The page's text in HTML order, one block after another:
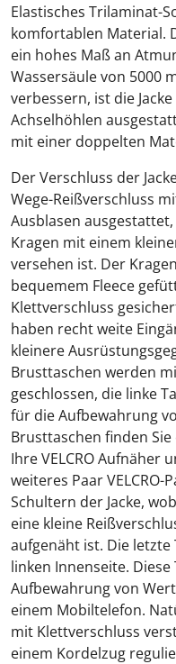
Elastisches Trilaminat-
komfortablen Material.
ein hohes Maß an
Wassersäule von 5000
verbessern, ist die
Achselhöhlen
mit einer doppelten
Der Verschluss der
Wege-Reißverschluss
Ausblasen
Kragen mit einem
versehen ist. Der
bequemem Fleece
Klettverschluss
haben recht weite
kleinere
Brusttaschen werden
geschlossen, die linke
für die Aufbewahrung
Brusttaschen finden
Ihre VELCRO Aufnäher
weiteres Paar
Schultern der Jacke,
eine kleine
aufgenäht ist. Die
linken Innenseite.
Aufbewahrung von
einem Mobiltelefon.
mit Klettverschluss
einem Kordelzug